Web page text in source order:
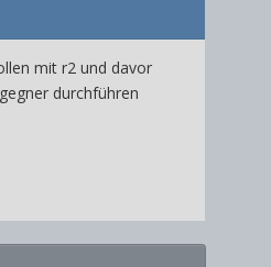
mit r2 und davor
durchführen